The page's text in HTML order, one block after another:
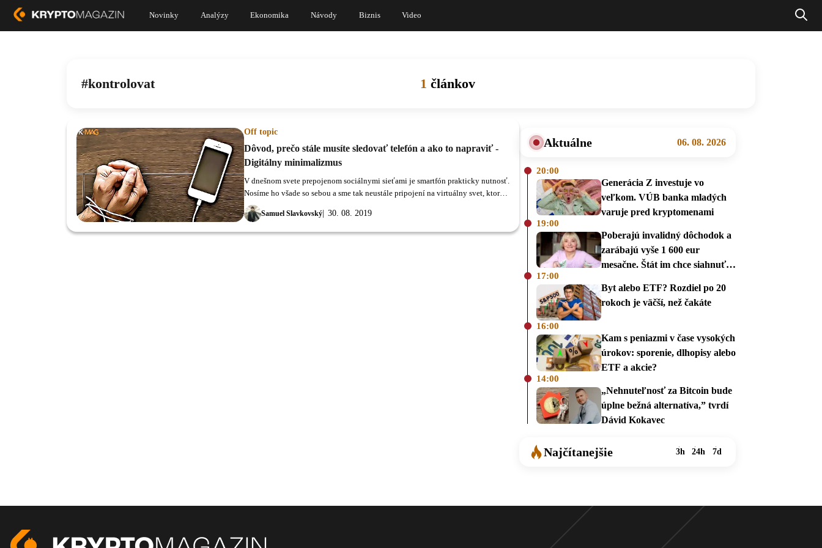
Novinky Analýzy Ekonomika Návody Biznis Video
kontrolovat 1 článkov
Off topic
Dôvod, prečo stále musíte sledovať telefón a ako to napraviť -
Digitálny minimalizmus
Samuel Slavkovský 30. 08. 2019
V dnešnom svete prepojenom sociálnymi sieťami je smartfón prakticky nutnosť.
Nosíme ho všade so sebou a sme tak neustále pripojení na virtuálny svet, ktorý
je pre nás stále dôležitejší.
Aktuálne 06. 08. 2026
20:00
Generácia Z investuje vo
veľkom. VÚB banka mladých
varuje pred kryptomenami
19:00
Poberajú invalidný dôchodok a
zarábajú vyše 1 600 eur
mesačne. Štát im chce siahnuť
17:00
Byt alebo ETF? Rozdiel po 20
rokoch je väčší, než čakáte
16:00
Kam s peniazmi v čase vysokých
úrokov: sporenie, dlhopisy alebo
ETF a akcie?
14:00
„Nehnuteľnosť za Bitcoin bude
úplne bežná alternatíva,” tvrdí
Dávid Kokavec
Najčítanejšie 3h 24h 7d